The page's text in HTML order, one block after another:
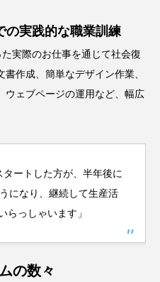
の実践的な職業訓練
実際のお仕事を通じて社会復
作成、簡単なデザイン作業、
ウェブページの運用など、幅広
タートした方が、半年後に
になり、継続して生産活
らっしゃいます」
の数々